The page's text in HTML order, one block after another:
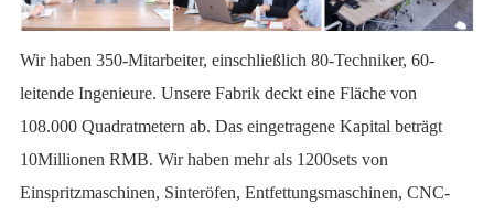
Wir haben 350-Mitarbeiter, einschließlich 80-Techniker, 60-
leitende Ingenieure. Unsere Fabrik deckt eine Fläche von
108.000 Quadratmetern ab. Das eingetragene Kapital beträgt
10Millionen RMB. Wir haben mehr als 1200sets von
Einspritzmaschinen, Sinteröfen, Entfettungsmaschinen, CNC-